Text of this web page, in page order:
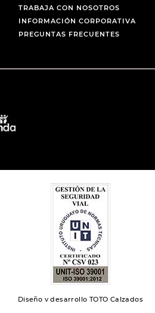
TRABAJA CON NOSOTROS
INFORMACIÓN CORPORATIVA
PREGUNTAS FRECUENTES
Diseño y desarrollo TOTO Calzados